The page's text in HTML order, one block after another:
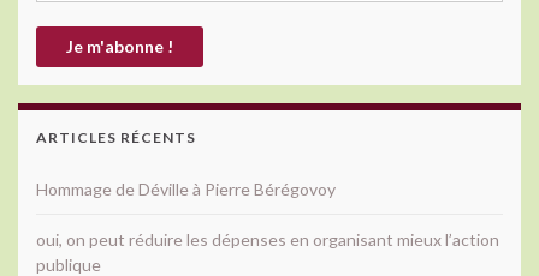
ARTICLES RÉCENTS
Hommage de Déville à Pierre Bérégovoy
oui, on peut réduire les dépenses en organisant mieux l’action
publique